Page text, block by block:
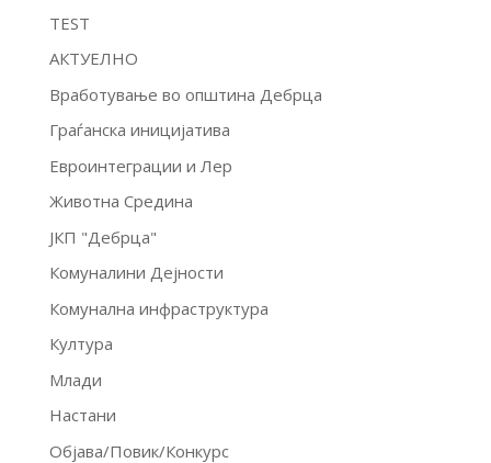
TEST
АКТУЕЛНО
Вработување во општина Дебрца
Граѓанска иницијатива
Евроинтеграции и Лер
Животна Средина
ЈКП "Дебрца"
Комуналини Дејности
Комунална инфраструктура
Култура
Млади
Настани
Објава/Повик/Конкурс